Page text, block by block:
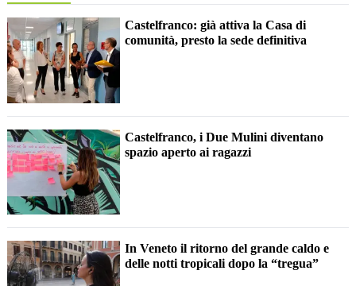
Castelfranco: già attiva la Casa di
comunità, presto la sede definitiva
Castelfranco, i Due Mulini diventano
spazio aperto ai ragazzi
In Veneto il ritorno del grande caldo e
delle notti tropicali dopo la “tregua”